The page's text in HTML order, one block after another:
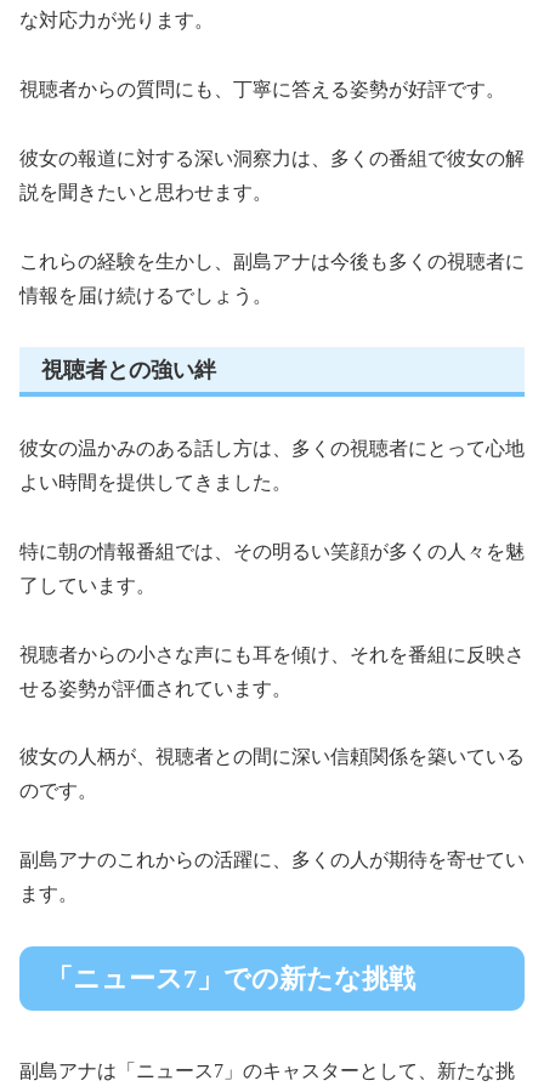
な対応力が光ります。
視聴者からの質問にも、丁寧に答える姿勢が好評です。
彼女の報道に対する深い洞察力は、多くの番組で彼女の解
説を聞きたいと思わせます。
これらの経験を生かし、副島アナは今後も多くの視聴者に
情報を届け続けるでしょう。
視聴者との強い絆
彼女の温かみのある話し方は、多くの視聴者にとって心地
よい時間を提供してきました。
特に朝の情報番組では、その明るい笑顔が多くの人々を魅
了しています。
視聴者からの小さな声にも耳を傾け、それを番組に反映さ
せる姿勢が評価されています。
彼女の人柄が、視聴者との間に深い信頼関係を築いている
のです。
副島アナのこれからの活躍に、多くの人が期待を寄せてい
ます。
「ニュース7」での新たな挑戦
副島アナは「ニュース7」のキャスターとして、新たな挑